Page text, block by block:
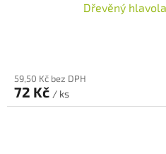
Dřevěný
59,50 Kč bez DPH
72 Kč / ks